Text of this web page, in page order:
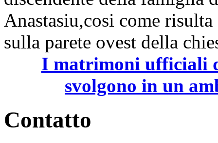
Anastasiu,cosi come
sulla parete ovest della
I matrimoni ufficiali
svolgono in un
Contatto